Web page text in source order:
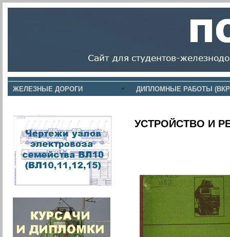
ЖЕЛЕЗНЫЕ ДОРОГИ ДИПЛОМНЫЕ РАБОТЫ
УСТРОЙСТВО И